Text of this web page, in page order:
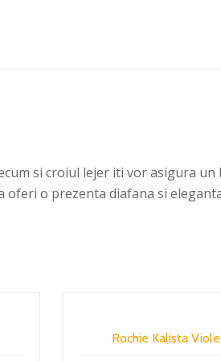
si croiul lejer iti vor asigura un
oferi o prezenta diafana si
Rochie Kalista